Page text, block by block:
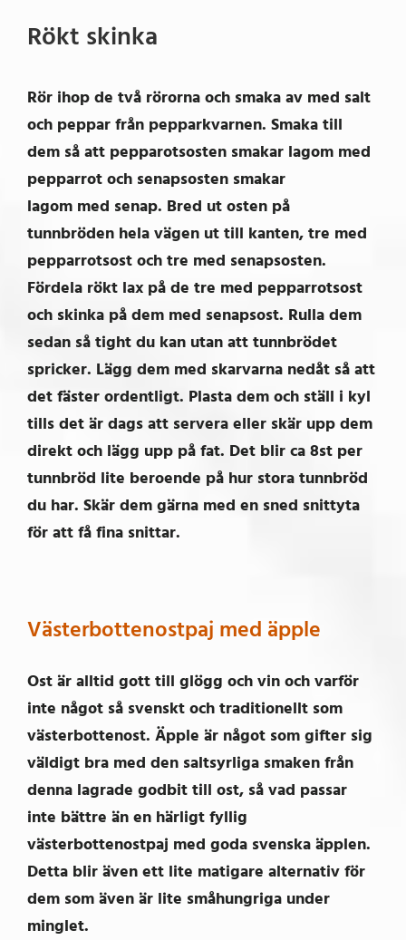
Rökt skinka
Rör ihop de två rörorna och smaka av med salt
och peppar från pepparkvarnen. Smaka till
dem så att pepparotsosten smakar lagom med
pepparrot och senapsosten smakar
lagom med senap. Bred ut osten på
tunnbröden hela vägen ut till kanten, tre med
pepparrotsost och tre med senapsosten.
Fördela rökt lax på de tre med pepparrotsost
och skinka på dem med senapsost. Rulla dem
sedan så tight du kan utan att tunnbrödet
spricker. Lägg dem med skarvarna nedåt så att
det fäster ordentligt. Plasta dem och ställ i kyl
tills det är dags att servera eller skär upp dem
direkt och lägg upp på fat. Det blir ca 8st per
tunnbröd lite beroende på hur stora tunnbröd
du har. Skär dem gärna med en sned snittyta
för att få fina snittar.
Västerbottenostpaj med äpple
Ost är alltid gott till glögg och vin och varför
inte något så svenskt och traditionellt som
västerbottenost. Äpple är något som gifter sig
väldigt bra med den saltsyrliga smaken från
denna lagrade godbit till ost, så vad passar
inte bättre än en härligt fyllig
västerbottenostpaj med goda svenska äpplen.
Detta blir även ett lite matigare alternativ för
dem som även är lite småhungriga under
minglet.